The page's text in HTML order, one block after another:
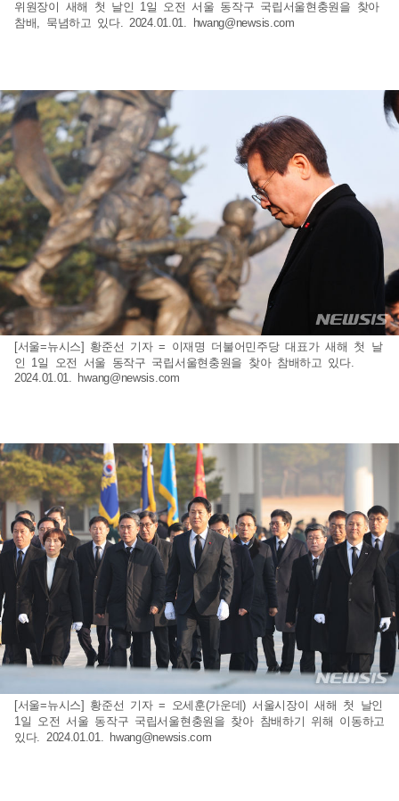
위원장이 새해 첫 날인 1일 오전 서울 동작구 국립서울현충원을 찾아
참배, 묵념하고 있다. 2024.01.01.
hwang@newsis.com
[서울=뉴시스] 황준선 기자 = 이재명 더불어민주당 대표가 새해 첫 날
인 1일 오전 서울 동작구 국립서울현충원을 찾아 참배하고 있다.
2024.01.01.
hwang@newsis.com
[서울=뉴시스] 황준선 기자 = 오세훈(가운데) 서울시장이 새해 첫 날인
1일 오전 서울 동작구 국립서울현충원을 찾아 참배하기 위해 이동하고
있다. 2024.01.01. hwang@newsis.com